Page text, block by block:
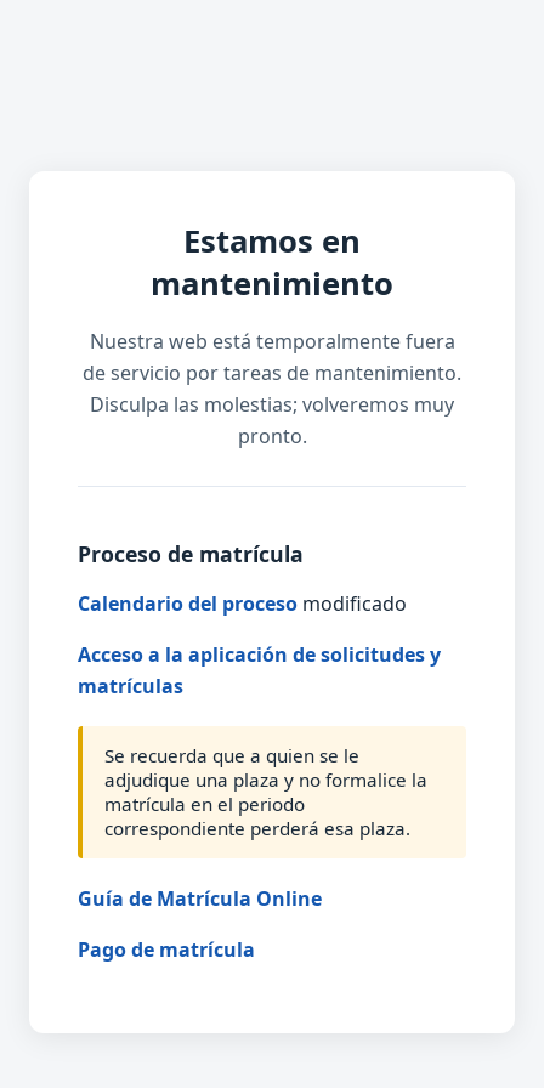
Estamos en
mantenimiento
Nuestra web está temporalmente fuera
de servicio por tareas de mantenimiento.
Disculpa las molestias; volveremos muy
pronto.
Proceso de matrícula
Calendario del proceso modificado
Acceso a la aplicación de solicitudes y
matrículas
Se recuerda que a quien se le
adjudique una plaza y no formalice la
matrícula en el periodo
correspondiente perderá esa plaza.
Guía de Matrícula Online
Pago de matrícula